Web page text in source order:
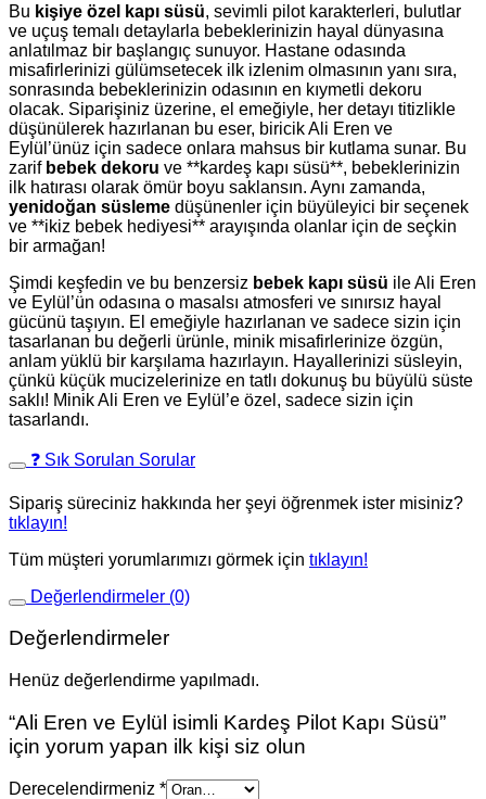
Bu kişiye özel kapı süsü, sevimli pilot karakterleri, bulutlar
ve uçuş temalı detaylarla bebeklerinizin hayal dünyasına
anlatılmaz bir başlangıç sunuyor. Hastane odasında
misafirlerinizi gülümsetecek ilk izlenim olmasının yanı sıra,
sonrasında bebeklerinizin odasının en kıymetli dekoru
olacak. Siparişiniz üzerine, el emeğiyle, her detayı titizlikle
düşünülerek hazırlanan bu eser, biricik Ali Eren ve
Eylül’ünüz için sadece onlara mahsus bir kutlama sunar. Bu
zarif bebek dekoru ve **kardeş kapı süsü**, bebeklerinizin
ilk hatırası olarak ömür boyu saklansın. Aynı zamanda,
yenidoğan süsleme düşünenler için büyüleyici bir seçenek
ve **ikiz bebek hediyesi** arayışında olanlar için de seçkin
bir armağan!
Şimdi keşfedin ve bu benzersiz bebek kapı süsü ile Ali Eren
ve Eylül’ün odasına o masalsı atmosferi ve sınırsız hayal
gücünü taşıyın. El emeğiyle hazırlanan ve sadece sizin için
tasarlanan bu değerli ürünle, minik misafirlerinize özgün,
anlam yüklü bir karşılama hazırlayın. Hayallerinizi süsleyin,
çünkü küçük mucizelerinize en tatlı dokunuş bu büyülü süste
saklı! Minik Ali Eren ve Eylül’e özel, sadece sizin için
tasarlandı.
❓ Sık Sorulan Sorular
Sipariş süreciniz hakkında her şeyi öğrenmek ister misiniz?
tıklayın!
Tüm müşteri yorumlarımızı görmek için tıklayın!
Değerlendirmeler (0)
Değerlendirmeler
Henüz değerlendirme yapılmadı.
“Ali Eren ve Eylül isimli Kardeş Pilot Kapı Süsü”
için yorum yapan ilk kişi siz olun
Derecelendirmeniz *